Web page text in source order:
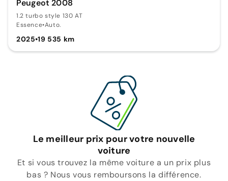
Peugeot 2008
1.2 turbo style 130 AT
Essence•Auto.
2025•19 535 km
Le meilleur prix pour votre nouvelle
voiture
Et si vous trouvez la même voiture a un prix plus
bas ? Nous vous remboursons la différence.